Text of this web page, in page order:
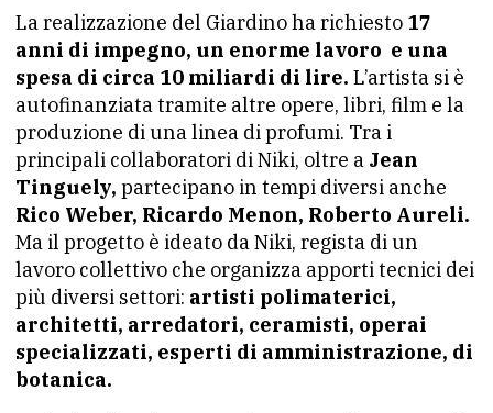
La realizzazione del Giardino ha richiesto 17
anni di impegno, un enorme lavoro e una
spesa di circa 10 miliardi di lire. L’artista si è
autofinanziata tramite altre opere, libri, film e la
produzione di una linea di profumi. Tra i
principali collaboratori di Niki, oltre a Jean
Tinguely, partecipano in tempi diversi anche
Rico Weber, Ricardo Menon, Roberto Aureli.
Ma il progetto è ideato da Niki, regista di un
lavoro collettivo che organizza apporti tecnici dei
più diversi settori: artisti polimaterici,
architetti, arredatori, ceramisti, operai
specializzati, esperti di amministrazione, di
botanica.